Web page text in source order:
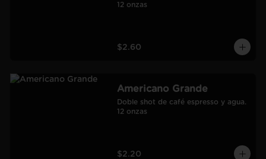
12 onzas
$2.60
Americano Grande
Doble shot de café espresso y agua.
12 onzas
$2.20